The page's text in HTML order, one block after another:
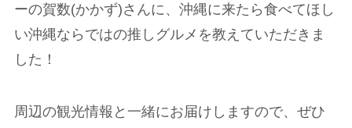
ーの賀数(かかず)さんに、沖縄に来たら食べてほし
い沖縄ならではの推しグルメを教えていただきま
した！
周辺の観光情報と一緒にお届けしますので、ぜひ